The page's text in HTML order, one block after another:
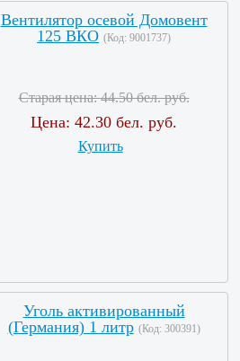
Вентилятор осевой Домовент
125 ВКО (Код: 9001737)
Старая цена:44.50 бел. руб.
Цена: 42.30 бел. руб.
Купить
Уголь активированный
(Германия) 1 литр (Код: 300391)